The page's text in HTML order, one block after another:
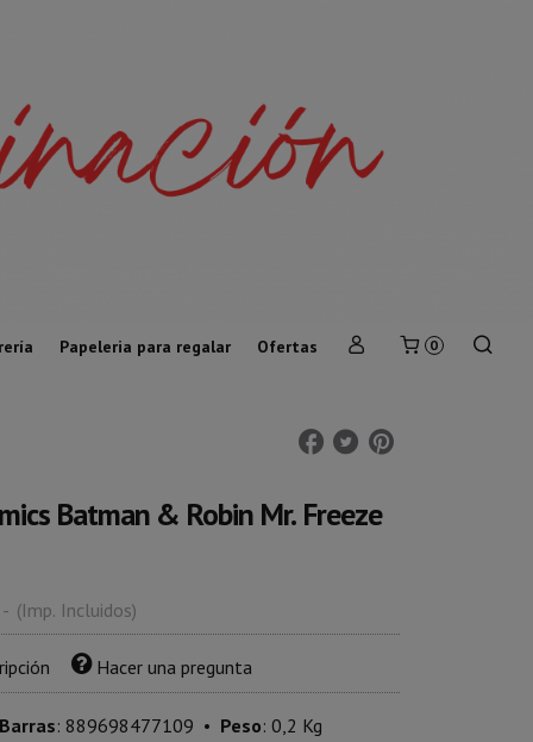
Papeleria para regalar Ofertas 0
Batman & Robin Mr. Freeze
- (Imp. Incluidos)
Hacer una pregunta
: 889698477109 • Peso: 0,2 Kg